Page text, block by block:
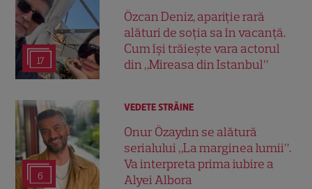
17
Özcan Deniz, apariție rară
alături de soția sa în vacanță.
Cum își trăiește vara actorul
din „Mireasa din Istanbul”
6
VEDETE STRĂINE
Onur Özaydın se alătură
serialului „La marginea lumii”.
Va interpreta prima iubire a
Alyei Albora